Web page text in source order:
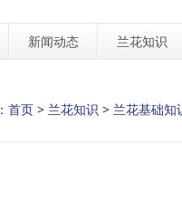
新闻动态 兰花知识
首页 > 兰花知识 > 兰花基础知